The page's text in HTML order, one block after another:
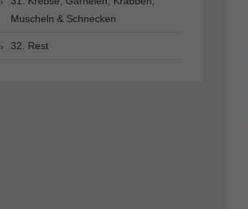
Muscheln & Schnecken
32. Rest